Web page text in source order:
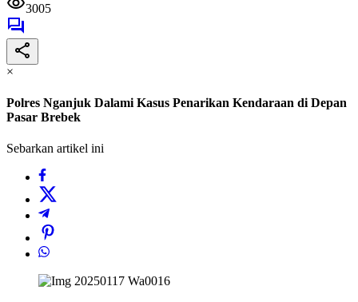
3005
×
Polres Nganjuk Dalami Kasus Penarikan Kendaraan di Depan
Pasar Brebek
Sebarkan artikel ini